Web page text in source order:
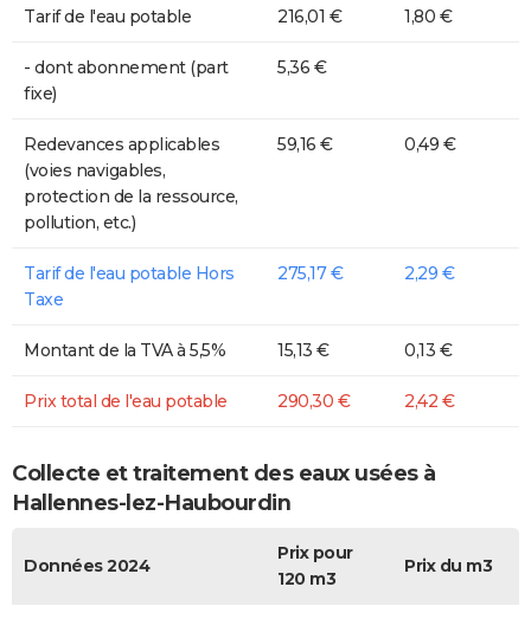
Tarif de l'eau potable 216,01 € 1,80 €
- dont abonnement (part
fixe)
5,36 €
Redevances applicables
(voies navigables,
protection de la ressource,
pollution, etc.)
59,16 € 0,49 €
Tarif de l'eau potable Hors
Taxe
275,17 € 2,29 €
Montant de la TVA à 5,5% 15,13 € 0,13 €
Prix total de l'eau potable 290,30 € 2,42 €
Collecte et traitement des eaux usées à
Hallennes-lez-Haubourdin
Données 2024
Prix pour
120 m3
Prix du m3